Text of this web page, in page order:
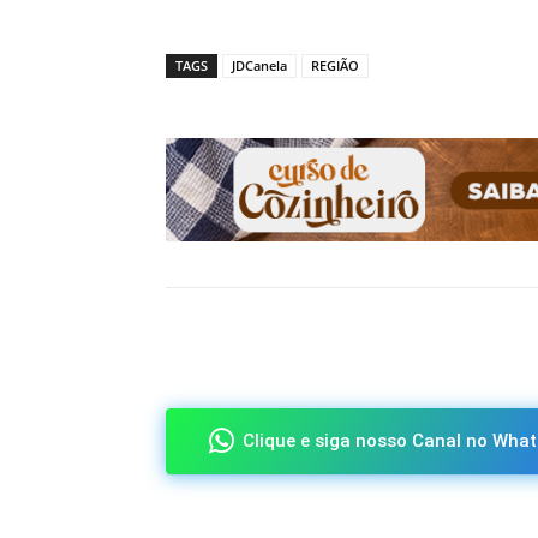
TAGS JDCanela REGIÃO
Clique e siga nosso Canal no